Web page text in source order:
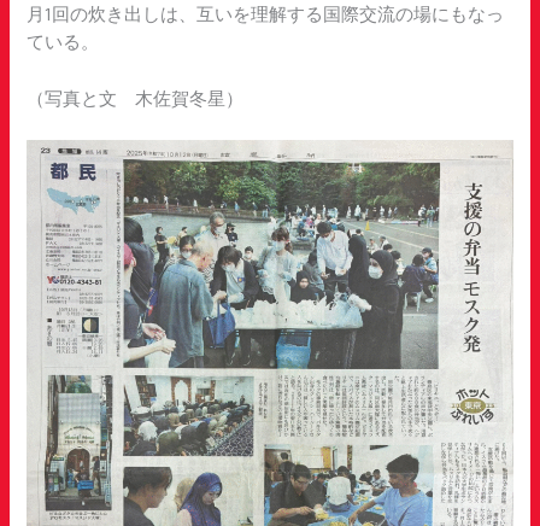
月1回の炊き出しは、互いを理解する国際交流の場にもなっ
ている。
（写真と文 木佐賀冬星）